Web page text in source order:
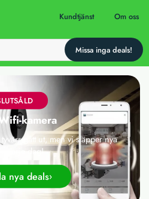
Kundtjänst Om oss
kamera
gått ut, men vi släpper nya
varje dag!
nya deals